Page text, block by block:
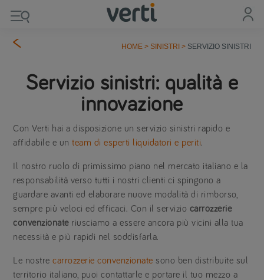
HOME> SINISTRI > SERVIZIO SINISTRI
Servizio sinistri: qualità e
innovazione
Con Verti hai a disposizione un servizio sinistri rapido e
affidabile e unteam di esperti liquidatori e periti.
Il nostro ruolo di primissimo piano nel mercato italiano e la
responsabilità verso tutti i nostri clienti ci spingono a
guardare avanti ed elaborare nuove modalità di rimborso,
sempre più veloci ed efficaci. Con il servizio carrozzerie
convenzionateriusciamo a essere ancora più vicini alla tua
necessità e più rapidi nel soddisfarla.
Le nostrecarrozzerie convenzionate sono ben distribuite sul
territorio italiano, puoi contattarle e portare il tuo mezzo a